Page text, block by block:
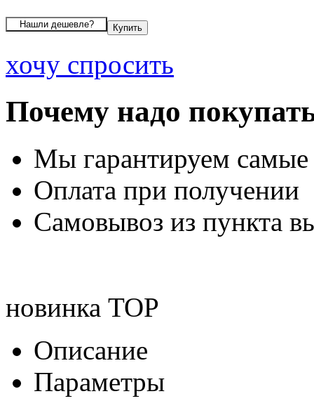
хочу спросить
Почему надо
Мы гарантируем
Оплата при получении
Самовывоз из пункта
новинка TOP
Описание
Параметры